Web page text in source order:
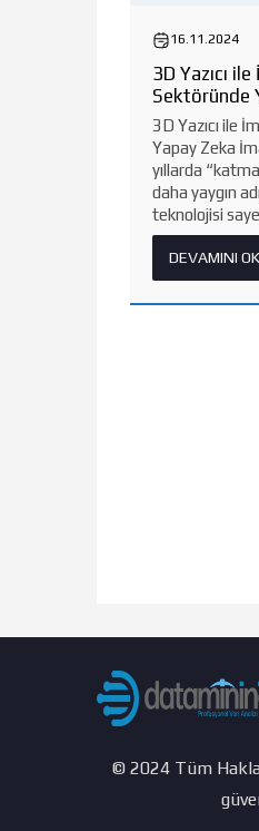
16.11.2024
3D Yazıcı
Sektöründe
3D Yazıcı ile
Yapay Zeka
yıllarda
daha yaygın
teknolojisi
dönüşüm
imalat
malzemenin
şekillendirme
DEVAMINI
© 2024 Tüm